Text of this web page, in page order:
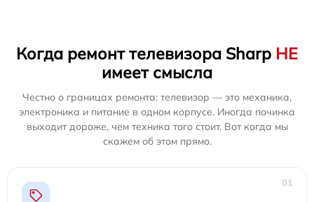
Когда ремонт телевизора Sharp НЕ
имеет смысла
Честно о границах ремонта: телевизор — это механика,
электроника и питание в одном корпусе. Иногда починка
выходит дороже, чем техника того стоит. Вот когда мы
скажем об этом прямо.
01